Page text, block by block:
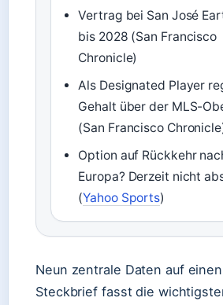
Vertrag bei San José
bis 2028 (San Francisco
Chronicle)
Als Designated Player
Gehalt über der MLS-
(San Francisco
Option auf Rückkehr
Europa? Derzeit nicht
(Yahoo Sports)
Neun zentrale Daten auf
Steckbrief fasst die